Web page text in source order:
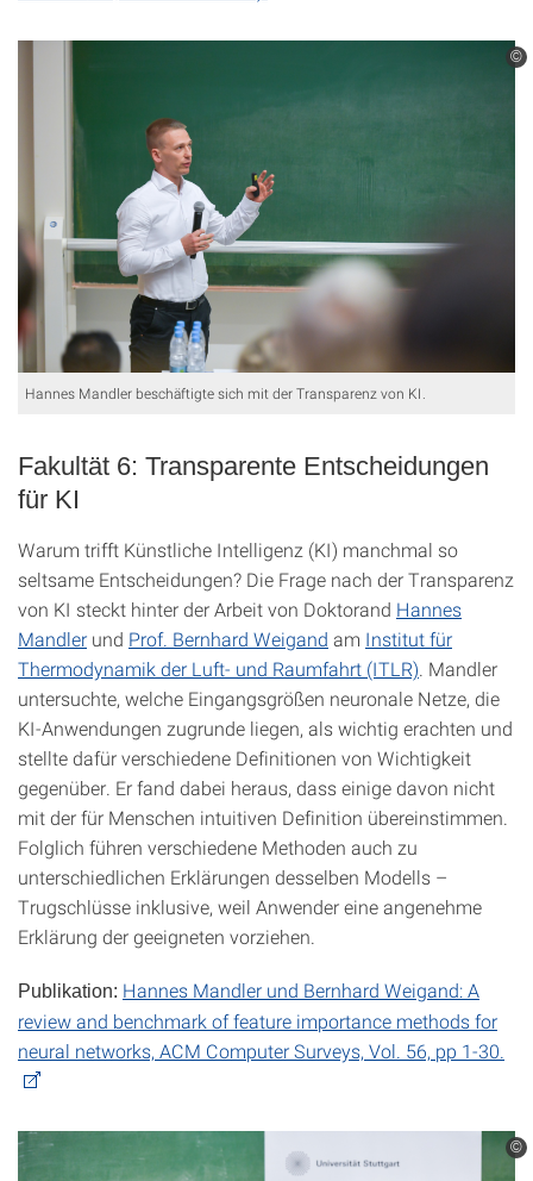
©
Hannes Mandler beschäftigte sich mit der Transparenz von KI.
Fakultät 6: Transparente Entscheidungen
für KI
Warum trifft Künstliche Intelligenz (KI) manchmal so
seltsame Entscheidungen? Die Frage nach der Transparenz
von KI steckt hinter der Arbeit von Doktorand Hannes
Mandler und Prof. Bernhard Weigand am Institut für
Thermodynamik der Luft- und Raumfahrt (ITLR) . Mandler
untersuchte, welche Eingangsgrößen neuronale Netze, die
KI-Anwendungen zugrunde liegen, als wichtig erachten und
stellte dafür verschiedene Definitionen von Wichtigkeit
gegenüber. Er fand dabei heraus, dass einige davon nicht
mit der für Menschen intuitiven Definition übereinstimmen.
Folglich führen verschiedene Methoden auch zu
unterschiedlichen Erklärungen desselben Modells –
Trugschlüsse inklusive, weil Anwender eine angenehme
Erklärung der geeigneten vorziehen.
Publikation: Hannes Mandler und Bernhard Weigand: A
review and benchmark of feature importance methods for
neural networks, ACM Computer Surveys, Vol. 56, pp 1-30.
©